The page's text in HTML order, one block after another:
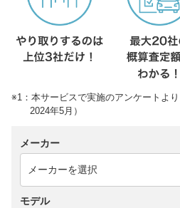
※1：本サービスで実施のアンケートよ
2024年5月）
メーカー
モデル